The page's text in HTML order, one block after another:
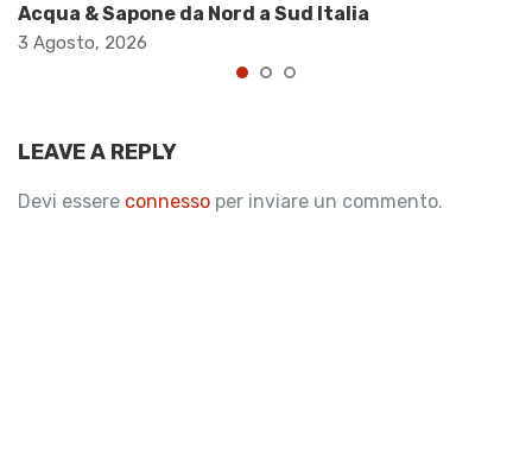
Acqua & Sapone da Nord a Sud Italia
3 Agosto, 2026
LEAVE A REPLY
Devi essere connesso per inviare un commento.